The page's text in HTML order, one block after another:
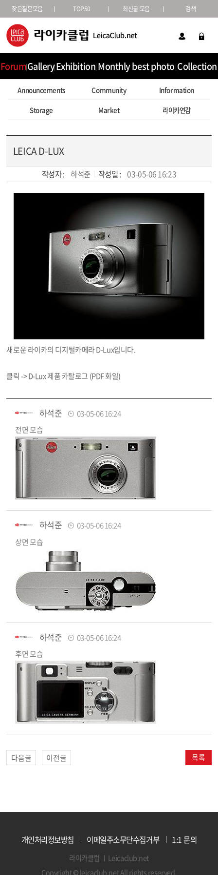
잦은질문모음 TOP50 최신글 모음 검색
ForumGalleryExhibition Monthly best photo Collection
Announcements Community Information
Storage Market 라이카연감
LEICA D-LUX
작성자 : 하석준 작성일 : 03-05-06 16:23
새로운 라이카의 디지털카메라 D-Lux입니다.
클릭 ->D-Lux 제품 카탈로그 (PDF 화일)
하석준
03-05-06 16:24
전면 모습
하석준
03-05-06 16:24
상면 모습
하석준
03-05-06 16:24
후면 모습
다음글 이전글 목록
개인처리정보방침 이메일주소무단수집거부 1:1 문의
라이카클럽
Leicaclub.net
Copyright © leicaclub.net All rights reserved.